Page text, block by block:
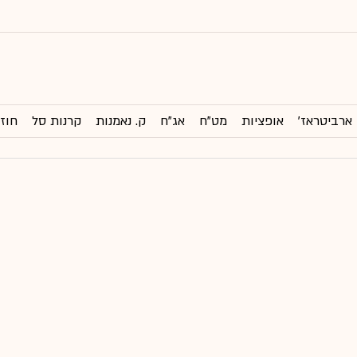
ארביטראז' אופציות מט"ח אג"ח ק. נאמנות קרנות סל